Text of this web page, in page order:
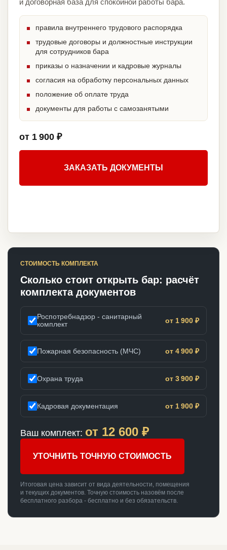
и договорная база для спокойной работы бара.
правила внутреннего трудового распорядка
трудовые договоры и должностные инструкции
для сотрудников бара
приказы о назначении и кадровые журналы
согласия на обработку персональных данных
положение об оплате труда
документы для работы с самозанятыми
от 1 900 ₽
ЗАКАЗАТЬ ДОКУМЕНТЫ
СТОИМОСТЬ КОМПЛЕКТА
Сколько стоит открыть бар: расчёт
комплекта документов
Роспотребнадзор - санитарный
комплект
от 1 900 ₽
Пожарная безопасность (МЧС) от 4 900 ₽
Охрана труда от 3 900 ₽
Кадровая документация от 1 900 ₽
Ваш комплект: от 12 600 ₽
УТОЧНИТЬ ТОЧНУЮ СТОИМОСТЬ
Итоговая цена зависит от вида деятельности, помещения
и текущих документов. Точную стоимость назовём после
бесплатного разбора - бесплатно и без обязательств.